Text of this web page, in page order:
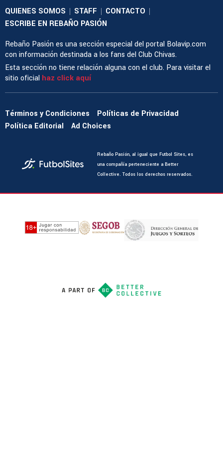
QUIENES SOMOS | STAFF | CONTACTO |
ESCRIBE EN REBAÑO PASIÓN
Rebaño Pasión es una sección especial del portal Bolavip.com
con información destinada a los fans del Club Chivas.
Esta sección no tiene relación alguna con el club. Para visitar el
sitio oficial haz click aquí
Términos y Condiciones
Políticas de Privacidad
Política Editorial
Ad Choices
Rebaño Pasión, al igual que Futbol Sites, es
una compañía perteneciente a Better
Collective. Todos los derechos reservados.